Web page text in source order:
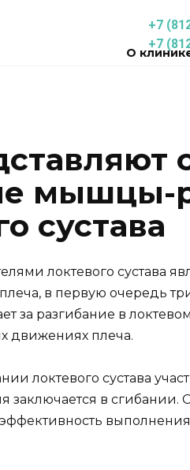
+7
+7
О
мышцы-
сустава
локтевого сустава
в первую очередь
за разгибание в
движениях плеча.
локтевого сустава
заключается в